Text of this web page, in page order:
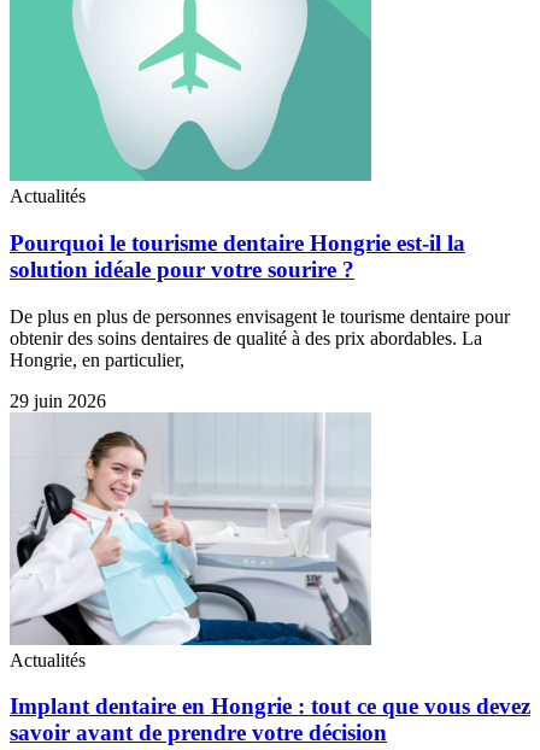
Actualités
Pourquoi le tourisme dentaire Hongrie est-il la
solution idéale pour votre sourire ?
De plus en plus de personnes envisagent le tourisme dentaire pour
obtenir des soins dentaires de qualité à des prix abordables. La
Hongrie, en particulier,
29 juin 2026
Actualités
Implant dentaire en Hongrie : tout ce que vous devez
savoir avant de prendre votre décision